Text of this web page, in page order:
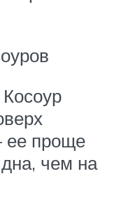
ее проще
чем на